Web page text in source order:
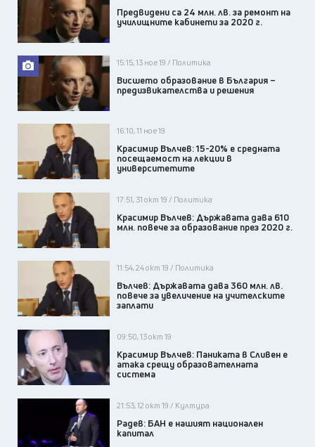
Предвидени са 24 млн. лв. за ремонт на
училищните кабинети за 2020 г.
15:15, 13 ное 19 / Политика
Висшето образование в България –
предизвикателства и решения
16:10, 11 ное 19
Красимир Вълчев: 15-20% е средната
посещаемост на лекции в
университетите
17:51, 31 окт 19 / Политика
Красимир Вълчев: Държавата дава 610
млн. повече за образование през 2020 г.
11:54, 24 окт 19 / Политика
Вълчев: Държавата дава 360 млн. лв.
повече за увеличение на учителските
заплати
09:50, 13 окт 19
Красимир Вълчев: Паниката в Сливен е
атака срещу образователната
система
21:53, 12 окт 19 / Култура
Радев: БАН е нашият национален
капитал